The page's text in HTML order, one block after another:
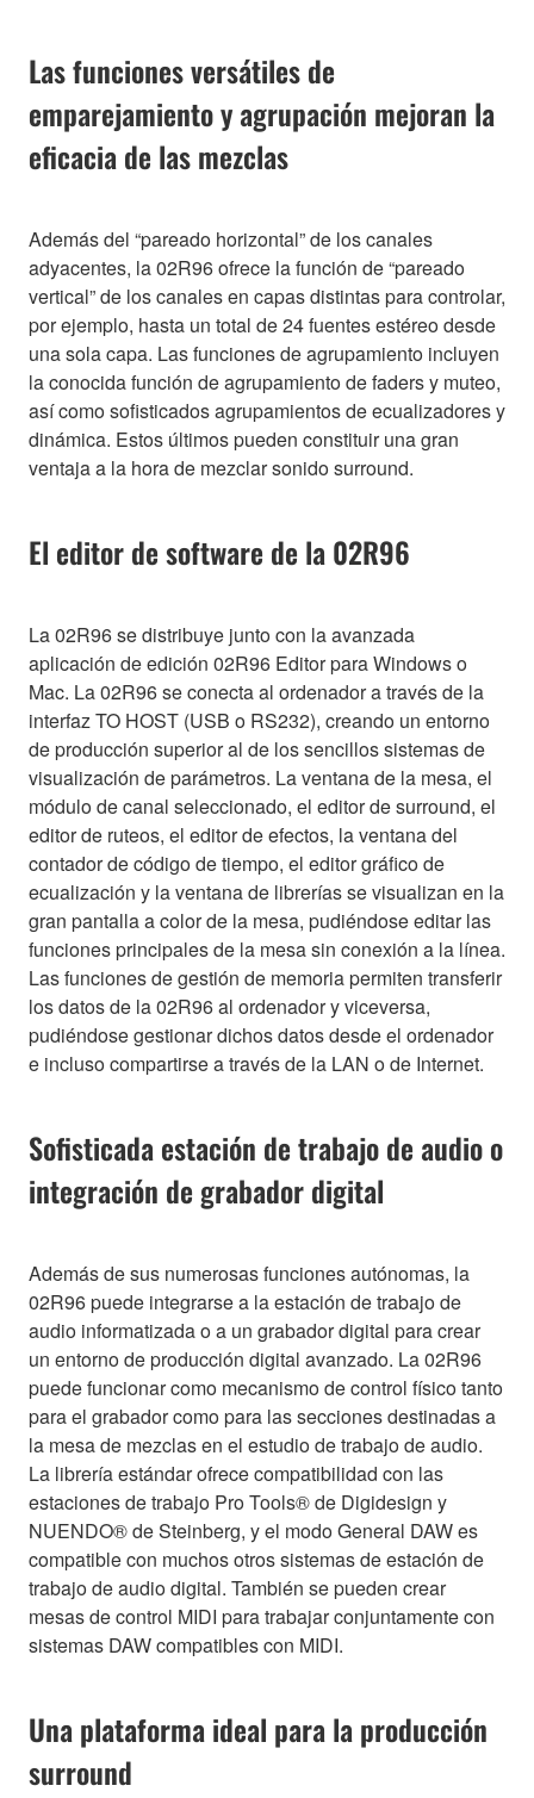
Las funciones versátiles de
emparejamiento y agrupación mejoran la
eficacia de las mezclas
Además del “pareado horizontal” de los canales
adyacentes, la 02R96 ofrece la función de “pareado
vertical” de los canales en capas distintas para controlar,
por ejemplo, hasta un total de 24 fuentes estéreo desde
una sola capa. Las funciones de agrupamiento incluyen
la conocida función de agrupamiento de faders y muteo,
así como sofisticados agrupamientos de ecualizadores y
dinámica. Estos últimos pueden constituir una gran
ventaja a la hora de mezclar sonido surround.
El editor de software de la 02R96
La 02R96 se distribuye junto con la avanzada
aplicación de edición 02R96 Editor para Windows o
Mac. La 02R96 se conecta al ordenador a través de la
interfaz TO HOST (USB o RS232), creando un entorno
de producción superior al de los sencillos sistemas de
visualización de parámetros. La ventana de la mesa, el
módulo de canal seleccionado, el editor de surround, el
editor de ruteos, el editor de efectos, la ventana del
contador de código de tiempo, el editor gráfico de
ecualización y la ventana de librerías se visualizan en la
gran pantalla a color de la mesa, pudiéndose editar las
funciones principales de la mesa sin conexión a la línea.
Las funciones de gestión de memoria permiten transferir
los datos de la 02R96 al ordenador y viceversa,
pudiéndose gestionar dichos datos desde el ordenador
e incluso compartirse a través de la LAN o de Internet.
Sofisticada estación de trabajo de audio o
integración de grabador digital
Además de sus numerosas funciones autónomas, la
02R96 puede integrarse a la estación de trabajo de
audio informatizada o a un grabador digital para crear
un entorno de producción digital avanzado. La 02R96
puede funcionar como mecanismo de control físico tanto
para el grabador como para las secciones destinadas a
la mesa de mezclas en el estudio de trabajo de audio.
La librería estándar ofrece compatibilidad con las
estaciones de trabajo Pro Tools® de Digidesign y
NUENDO® de Steinberg, y el modo General DAW es
compatible con muchos otros sistemas de estación de
trabajo de audio digital. También se pueden crear
mesas de control MIDI para trabajar conjuntamente con
sistemas DAW compatibles con MIDI.
Una plataforma ideal para la producción
surround